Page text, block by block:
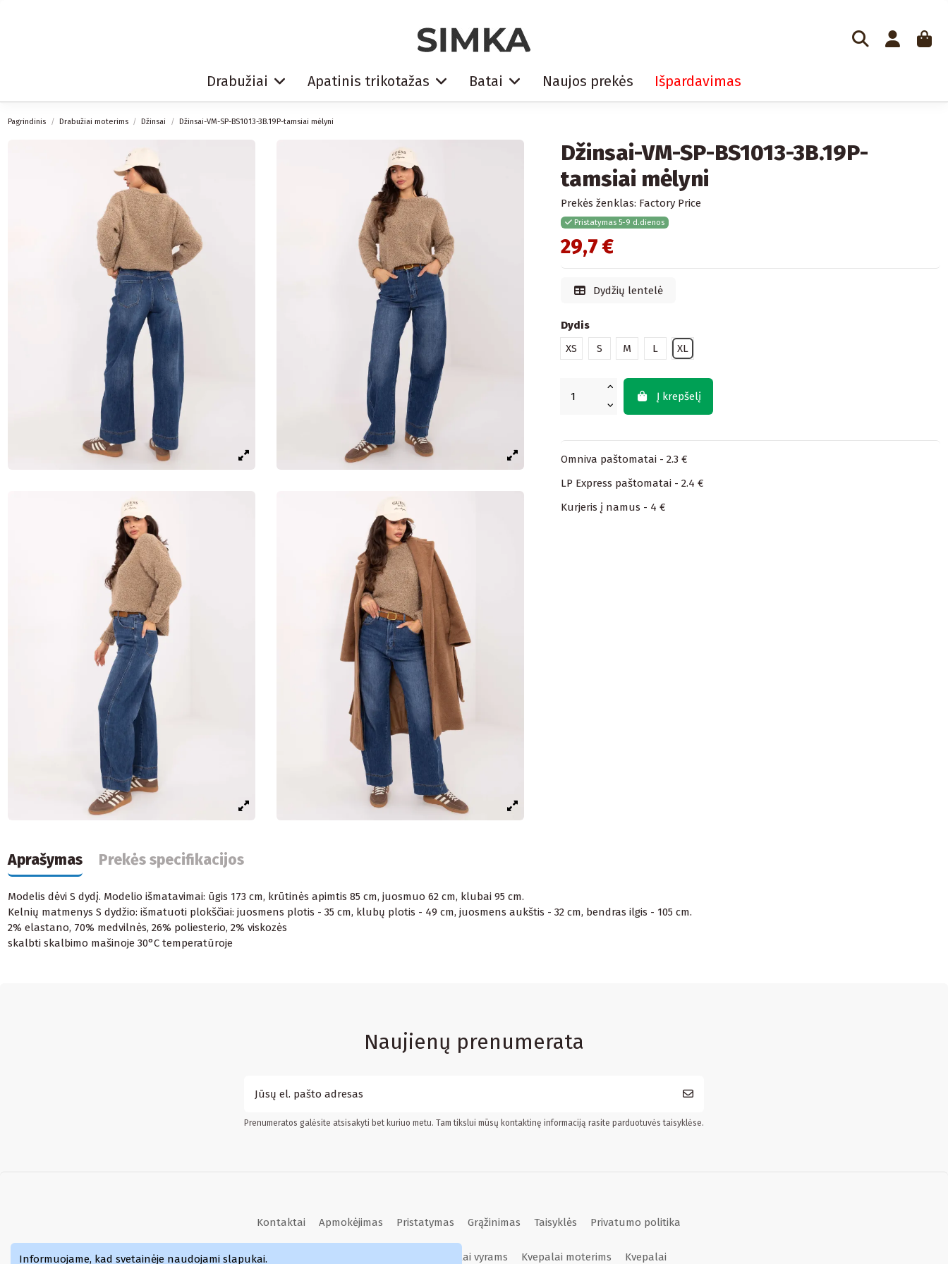
Drabužiai Apatinis trikotažas Batai Naujos prekės Išpardavimas
Pagrindinis Drabužiai moterims Džinsai Džinsai-VM-SP-BS1013-3B.19P-tamsiai mėlyni
Džinsai-VM-SP-BS1013-3B.19P-
tamsiai mėlyni
Prekės ženklas: Factory Price
Pristatymas 5-9 d.dienos
29,7 €
Dydžių lentelė
Dydis
XS
S M L XL
Į krepšelį
Omniva paštomatai - 2.3 €
LP Express paštomatai - 2.4 €
Kurjeris į namus - 4 €
Aprašymas Prekės specifikacijos
Modelis dėvi S dydį. Modelio išmatavimai: ūgis 173 cm, krūtinės apimtis 85 cm, juosmuo 62 cm, klubai 95 cm.
Kelnių matmenys S dydžio: išmatuoti plokščiai: juosmens plotis - 35 cm, klubų plotis - 49 cm, juosmens aukštis - 32 cm, bendras ilgis - 105 cm.
2% elastano, 70% medvilnės, 26% poliesterio, 2% viskozės
skalbti skalbimo mašinoje 30°C temperatūroje
Naujienų prenumerata
Prenumeratos galėsite atsisakyti bet kuriuo metu. Tam tikslui mūsų kontaktinę informaciją rasite parduotuvės taisyklėse.
Kontaktai Apmokėjimas Pristatymas Grąžinimas Taisyklės Privatumo politika
Kvepalai vyrams Kvepalai moterims Kvepalai
Informuojame, kad svetainėje naudojami slapukai.